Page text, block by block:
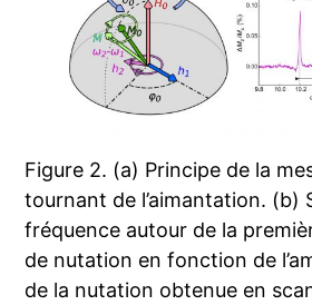
Figure 2. (a) Principe de la
tournant de l’aimantation.
fréquence autour de la
de nutation en fonction de
de la nutation obtenue en